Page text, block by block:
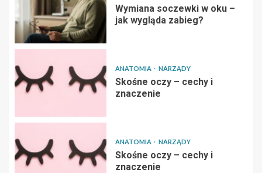
Wymiana soczewki w oku –
jak wygląda zabieg?
ANATOMIA NARZĄDY
Skośne oczy – cechy i
znaczenie
ANATOMIA NARZĄDY
Skośne oczy – cechy i
znaczenie